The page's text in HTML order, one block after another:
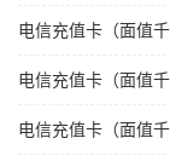
电信充值卡（面值
电信充值卡（面值
电信充值卡（面值